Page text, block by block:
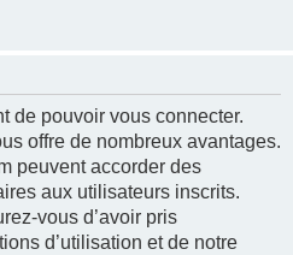
de pouvoir vous connecter.
offre de nombreux avantages.
peuvent accorder des
aux utilisateurs inscrits.
vous d’avoir pris
d’utilisation et de notre